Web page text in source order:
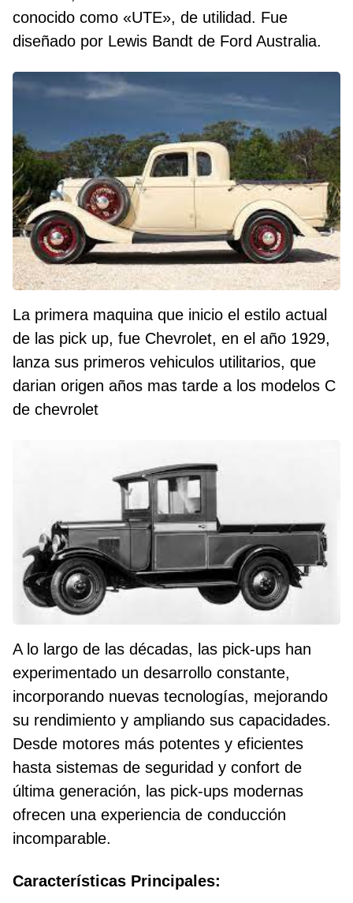
conocido como «UTE», de utilidad. Fue
diseñado por Lewis Bandt de Ford Australia.
La primera maquina que inicio el estilo actual
de las pick up, fue Chevrolet, en el año 1929,
lanza sus primeros vehiculos utilitarios, que
darian origen años mas tarde a los modelos C
de chevrolet
A lo largo de las décadas, las pick-ups han
experimentado un desarrollo constante,
incorporando nuevas tecnologías, mejorando
su rendimiento y ampliando sus capacidades.
Desde motores más potentes y eficientes
hasta sistemas de seguridad y confort de
última generación, las pick-ups modernas
ofrecen una experiencia de conducción
incomparable.
Características Principales: